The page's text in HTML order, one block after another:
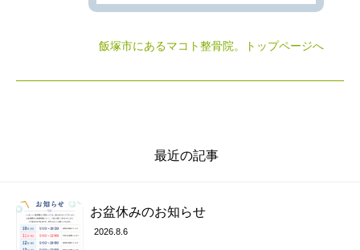
飯塚市にあるマコト整骨院。トップページへ
最近の記事
お盆休みのお知らせ
2026.8.6